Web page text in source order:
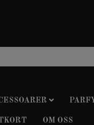
OM OSS